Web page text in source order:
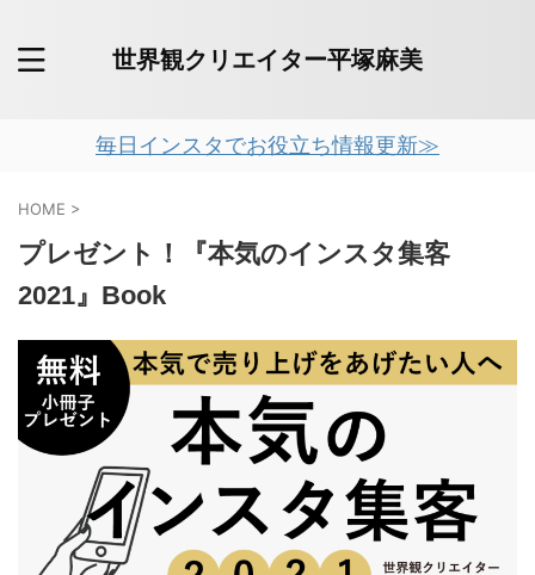
世界観クリエイター平塚麻美
毎日インスタでお役立ち情報更新≫
HOME >
プレゼント！『本気のインスタ集客
2021』Book